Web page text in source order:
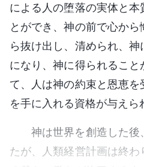
による人の堕落の実体と本
とができ、神の前で心か
ら抜け出し、清められ、
になり、神に得られるこ
て、人は神の約束と恩恵
を手に入れる資格が与えら
神は世界を創造した
たが、人類経営計画は終わ